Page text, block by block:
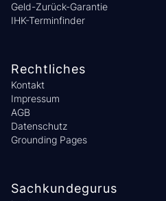
Geld-Zurück-Garantie
IHK-Terminfinder
Rechtliches
Kontakt
Impressum
AGB
Datenschutz
Grounding Pages
Sachkundegurus